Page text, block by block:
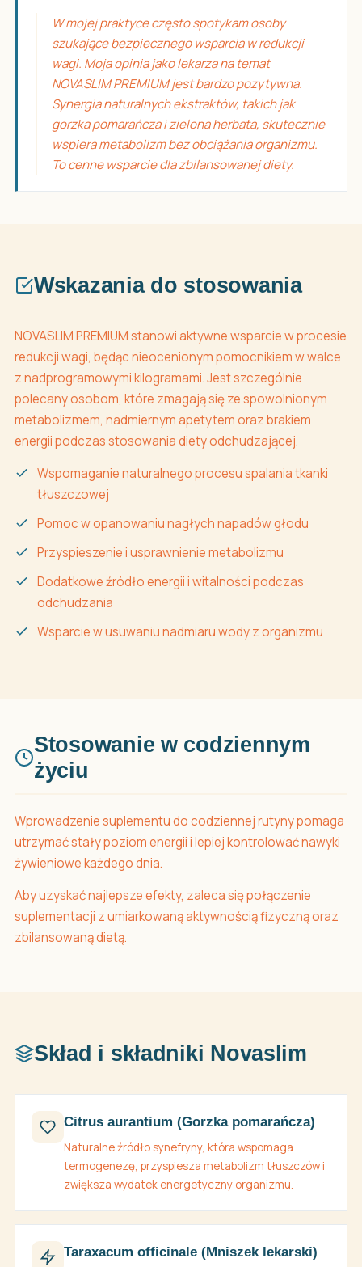
W mojej praktyce często spotykam osoby
szukające bezpiecznego wsparcia w redukcji
wagi. Moja opinia jako lekarza na temat
NOVASLIM PREMIUM jest bardzo pozytywna.
Synergia naturalnych ekstraktów, takich jak
gorzka pomarańcza i zielona herbata, skutecznie
wspiera metabolizm bez obciążania organizmu.
To cenne wsparcie dla zbilansowanej diety.
Wskazania do stosowania
NOVASLIM PREMIUM stanowi aktywne wsparcie w procesie
redukcji wagi, będąc nieocenionym pomocnikiem w walce
z nadprogramowymi kilogramami. Jest szczególnie
polecany osobom, które zmagają się ze spowolnionym
metabolizmem, nadmiernym apetytem oraz brakiem
energii podczas stosowania diety odchudzającej.
Wspomaganie naturalnego procesu spalania tkanki
tłuszczowej
Pomoc w opanowaniu nagłych napadów głodu
Przyspieszenie i usprawnienie metabolizmu
Dodatkowe źródło energii i witalności podczas
odchudzania
Wsparcie w usuwaniu nadmiaru wody z organizmu
Stosowanie w codziennym
życiu
Wprowadzenie suplementu do codziennej rutyny pomaga
utrzymać stały poziom energii i lepiej kontrolować nawyki
żywieniowe każdego dnia.
Aby uzyskać najlepsze efekty, zaleca się połączenie
suplementacji z umiarkowaną aktywnością fizyczną oraz
zbilansowaną dietą.
Skład i składniki Novaslim
Citrus aurantium (Gorzka pomarańcza)
Naturalne źródło synefryny, która wspomaga
termogenezę, przyspiesza metabolizm tłuszczów i
zwiększa wydatek energetyczny organizmu.
Taraxacum officinale (Mniszek lekarski)